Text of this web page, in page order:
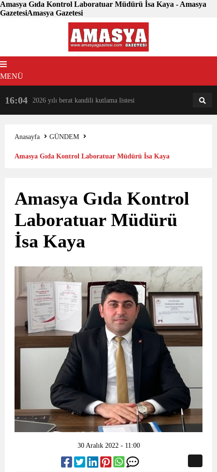
Amasya Gıda Kontrol Laboratuar Müdürü İsa Kaya - Amasya
GazetesiAmasya Gazetesi
MENÜ
16:04 2026 yılı berat kandili kutlama listesi 18:31
Anasayfa
GÜNDEM
Amasya Gıda Kontrol Laboratuar Müdürü İsa Kaya
Amasya Gıda Kontrol
Laboratuar Müdürü
İsa Kaya
30 Aralık 2022 - 11:00